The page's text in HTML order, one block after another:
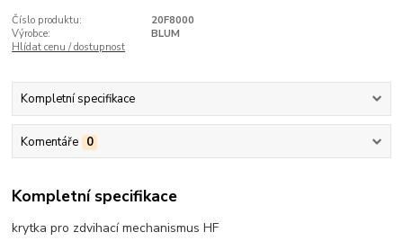
Číslo produktu:
20F8000
Výrobce:
BLUM
Hlídat cenu / dostupnost
Kompletní specifikace
Komentáře 0
Kompletní specifikace
krytka pro zdvihací mechanismus HF